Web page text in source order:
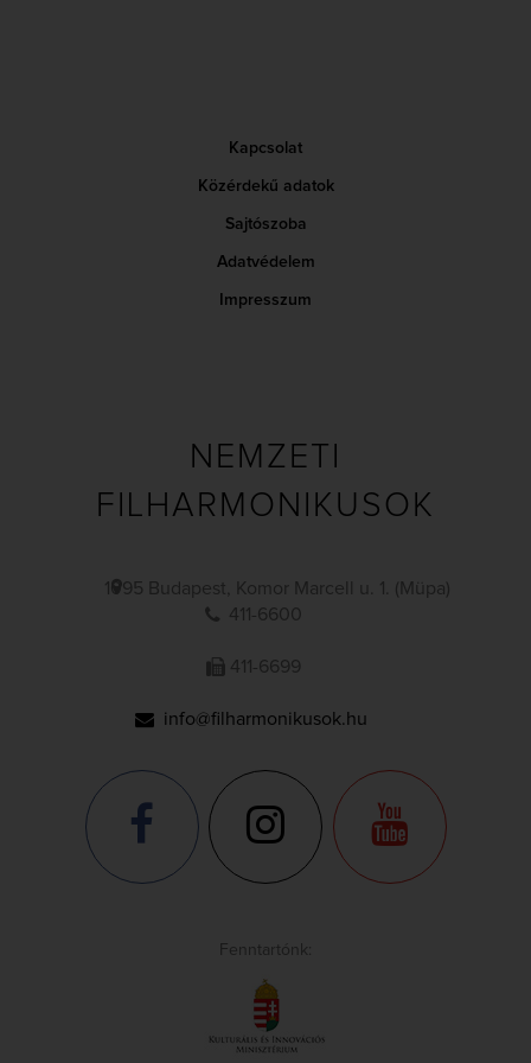
Kapcsolat
Közérdekű adatok
Sajtószoba
Adatvédelem
Impresszum
NEMZETI
FILHARMONIKUSOK
1095 Budapest, Komor Marcell u. 1. (Müpa)
411-6600
411-6699
info@filharmonikusok.hu
Fenntartónk: